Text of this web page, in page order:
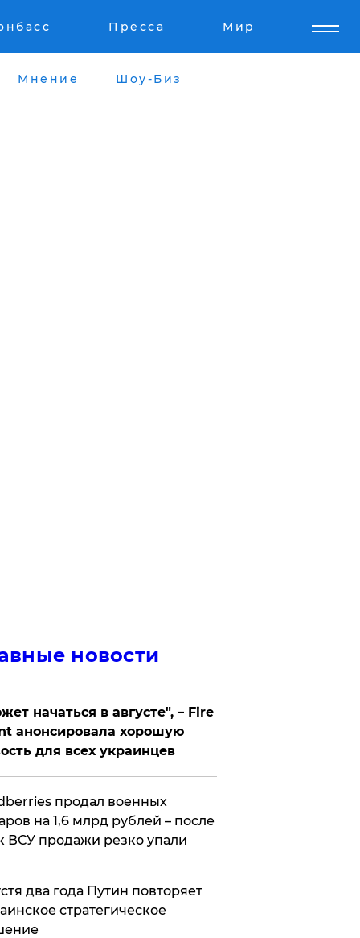
Пресса Мир
Мнение Шоу-Биз
новости
начаться в августе", – Fire
анонсировала хорошую
для всех украинцев
продал военных
на 1,6 млрд рублей – после
ВСУ продажи резко упали
два года Путин повторяет
стратегическое